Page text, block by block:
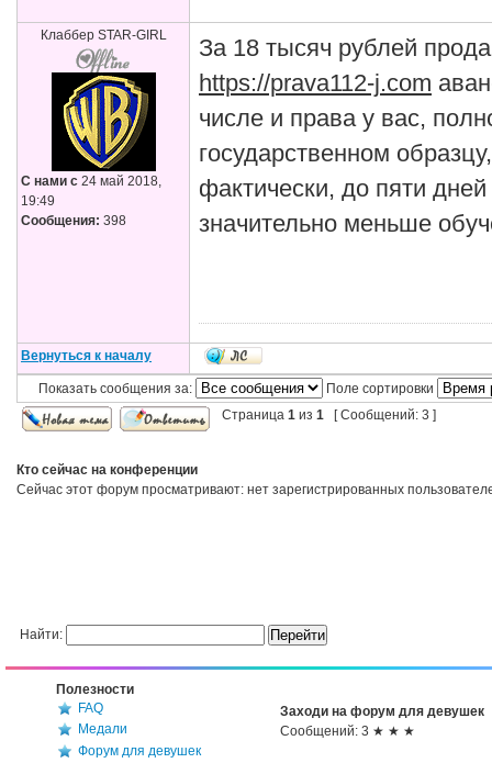
Клаббер STAR-GIRL
С нами с 24 май 2018,
19:49
Сообщения: 398
За 18 тысяч рублей
https://prava112-j.com
числе и права у вас,
государственном
фактически, до пяти
значительно меньше
Вернуться к началу
Показать сообщения за:
Поле сортировки
Страница 1 из 1 [ Сообщений: 3 ]
Кто сейчас на конференции
Сейчас этот форум просматривают: нет зарегистрированных
Найти:
Полезности
FAQ
Медали
Форум для девушек
Заходи на форум для девушек
Сообщений: 3 ★ ★ ★